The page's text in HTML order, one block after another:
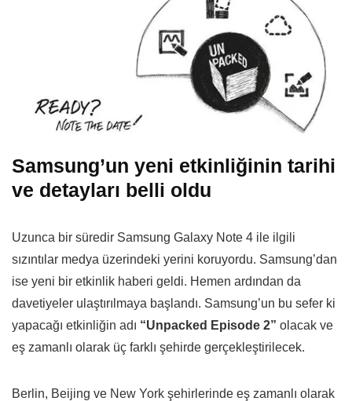
Samsung’un yeni etkinliğinin tarihi
ve detayları belli oldu
Uzunca bir süredir Samsung Galaxy Note 4 ile ilgili
sızıntılar medya üzerindeki yerini koruyordu. Samsung’dan
ise yeni bir etkinlik haberi geldi. Hemen ardından da
davetiyeler ulaştırılmaya başlandı. Samsung’un bu sefer ki
yapacağı etkinliğin adı “Unpacked Episode 2” olacak ve
eş zamanlı olarak üç farklı şehirde gerçekleştirilecek.
Berlin, Beijing ve New York şehirlerinde eş zamanlı olarak